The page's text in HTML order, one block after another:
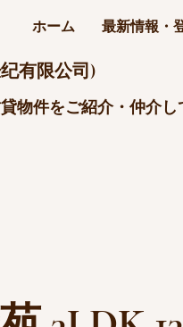
有限公司)
物件をご紹介・仲介し
ホーム 最新情報・